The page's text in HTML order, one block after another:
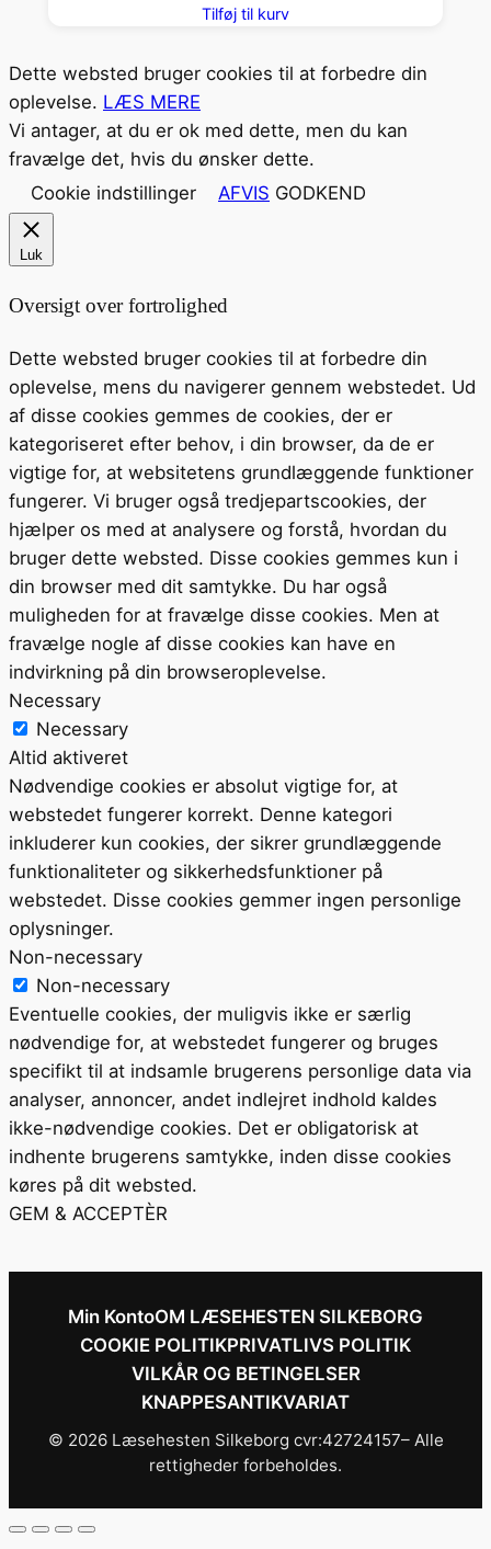
Tilføj til kurv
Dette websted bruger cookies til at forbedre din
oplevelse. LÆS MERE
Vi antager, at du er ok med dette, men du kan
fravælge det, hvis du ønsker dette.
Cookie indstillinger
AFVIS GODKEND
Luk
Oversigt over fortrolighed
Dette websted bruger cookies til at forbedre din
oplevelse, mens du navigerer gennem webstedet. Ud
af disse cookies gemmes de cookies, der er
kategoriseret efter behov, i din browser, da de er
vigtige for, at websitetens grundlæggende funktioner
fungerer. Vi bruger også tredjepartscookies, der
hjælper os med at analysere og forstå, hvordan du
bruger dette websted. Disse cookies gemmes kun i
din browser med dit samtykke. Du har også
muligheden for at fravælge disse cookies. Men at
fravælge nogle af disse cookies kan have en
indvirkning på din browseroplevelse.
Necessary
Necessary
Altid aktiveret
Nødvendige cookies er absolut vigtige for, at
webstedet fungerer korrekt. Denne kategori
inkluderer kun cookies, der sikrer grundlæggende
funktionaliteter og sikkerhedsfunktioner på
webstedet. Disse cookies gemmer ingen personlige
oplysninger.
Non-necessary
Non-necessary
Eventuelle cookies, der muligvis ikke er særlig
nødvendige for, at webstedet fungerer og bruges
specifikt til at indsamle brugerens personlige data via
analyser, annoncer, andet indlejret indhold kaldes
ikke-nødvendige cookies. Det er obligatorisk at
indhente brugerens samtykke, inden disse cookies
køres på dit websted.
GEM & ACCEPTÈR
Min KontoOM LÆSEHESTEN SILKEBORG
COOKIE POLITIKPRIVATLIVS POLITIK
VILKÅR OG BETINGELSER
KNAPPESANTIKVARIAT
© 2026 Læsehesten Silkeborg cvr:42724157– Alle
rettigheder forbeholdes.